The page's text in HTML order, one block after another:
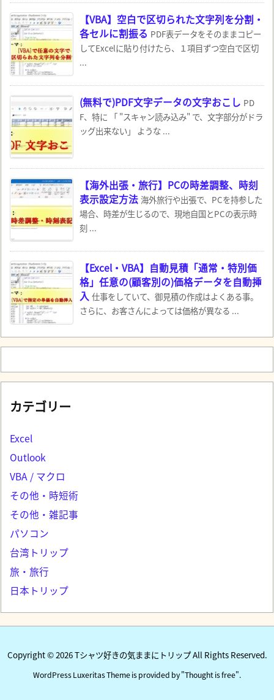
【VBA】空白で区切られた文字列を分割・
各セルに割振る PDF表データをそのままコピー
してExcelに貼り付けたら、１項目ずつ空白で区切
...
(無料で)PDF文字データの文字おこし PD
F、特に 「 "スキャン読み込み" で、文字部分がドラ
ッグ出来ない」 ような ...
【海外出張・旅行】PCの時差調整、時刻
表示設定方法 海外旅行や出張で、PCを持参した
場合、時差が生じるので、現地自国とPCの表示時
刻 ...
【Excel・VBA】自動見積「通常・特別価
格」任意の(顧客別の)価格データを自動挿
入 仕事をしていて、御見積の作成はよくある事。
さらに、お客さんによっては価格が異なる ...
カテゴリー
Excel
Outlook
VBA / マクロ
その他・時短術
その他・雑記事
パソコン
台湾トリップ
旅・旅行
日本トリップ
Copyright ©2026Tシャツ好きの気ままにトリップAll Rights Reserved.
WordPress Luxeritas Theme is provided by "Thought is free".